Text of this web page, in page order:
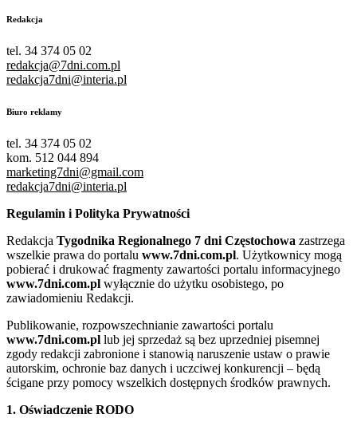
Redakcja
tel. 34 374 05 02
redakcja@7dni.com.pl
redakcja7dni@interia.pl
Biuro reklamy
tel. 34 374 05 02
kom. 512 044 894
marketing7dni@gmail.com
redakcja7dni@interia.pl
Regulamin i Polityka Prywatności
Redakcja Tygodnika Regionalnego 7 dni Częstochowa zastrzega
wszelkie prawa do portalu www.7dni.com.pl. Użytkownicy mogą
pobierać i drukować fragmenty zawartości portalu informacyjnego
www.7dni.com.pl wyłącznie do użytku osobistego, po
zawiadomieniu Redakcji.
Publikowanie, rozpowszechnianie zawartości portalu
www.7dni.com.pl lub jej sprzedaż są bez uprzedniej pisemnej
zgody redakcji zabronione i stanowią naruszenie ustaw o prawie
autorskim, ochronie baz danych i uczciwej konkurencji – będą
ścigane przy pomocy wszelkich dostępnych środków prawnych.
1. Oświadczenie RODO